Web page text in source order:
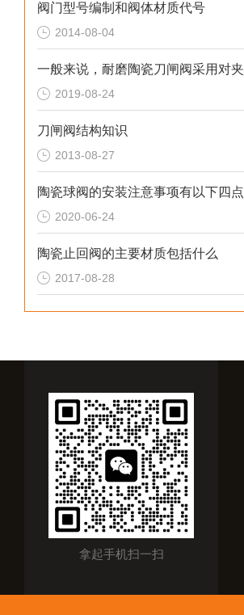
阀门型号编制和阀体材质代号
2014-08-04
2019-08-24
刀闸阀结构知识
2013-08-27
陶瓷球阀的安装注意事项有以下四点
2020-06-24
陶瓷止回阀的主要材质包括什么
2017-08-28
拿起手机扫一扫